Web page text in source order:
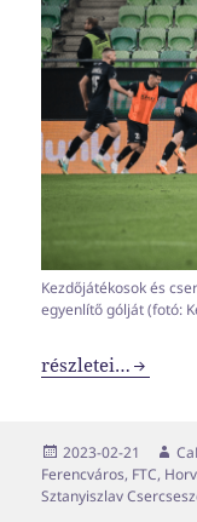
Kezdőjátékosok és
egyenlítő gólját (fotó:
Elmaradt a nagy
részletei…
Közzétéve
2023-02-21
Ferencváros, FTC,
Sztanyiszlav